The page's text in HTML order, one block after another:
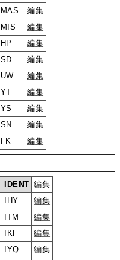
IMAS
編集
IMIS
編集
IHP
編集
ISD
編集
IUW
編集
IYT 編集
IYS
編集
ISN
編集
IFK 編集
IDENT 編集
IHY 編集
ITM
編集
IKF
編集
IYQ
編集